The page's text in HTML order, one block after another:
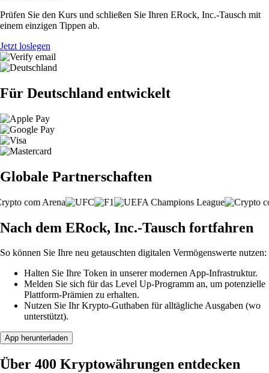
Prüfen Sie den Kurs und schließen Sie Ihren ERock, Inc.-Tausch mit
einem einzigen Tippen ab.
Jetzt loslegen
Für Deutschland entwickelt
Globale Partnerschaften
Nach dem ERock, Inc.-Tausch fortfahren
So können Sie Ihre neu getauschten digitalen Vermögenswerte nutzen:
Halten Sie Ihre Token in unserer modernen App-Infrastruktur.
Melden Sie sich für das Level Up-Programm an, um potenzielle
Plattform-Prämien zu erhalten.
Nutzen Sie Ihr Krypto-Guthaben für alltägliche Ausgaben (wo
unterstützt).
App herunterladen
Über 400 Kryptowährungen entdecken